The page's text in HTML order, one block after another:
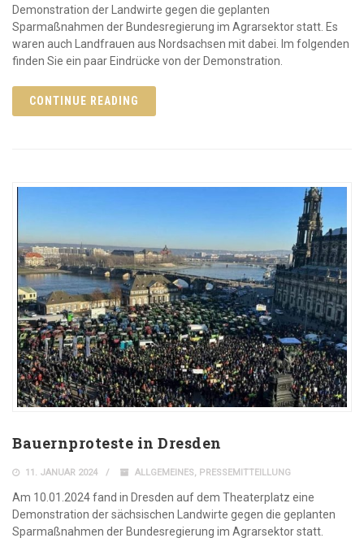
Demonstration der Landwirte gegen die geplanten
Sparmaßnahmen der Bundesregierung im Agrarsektor statt. Es
waren auch Landfrauen aus Nordsachsen mit dabei. Im folgenden
finden Sie ein paar Eindrücke von der Demonstration.
CONTINUE READING
Bauernproteste in Dresden
11. JANUAR 2024 ALLGEMEINES, PRESSEMITTEILLUNG
Am 10.01.2024 fand in Dresden auf dem Theaterplatz eine
Demonstration der sächsischen Landwirte gegen die geplanten
Sparmaßnahmen der Bundesregierung im Agrarsektor statt.